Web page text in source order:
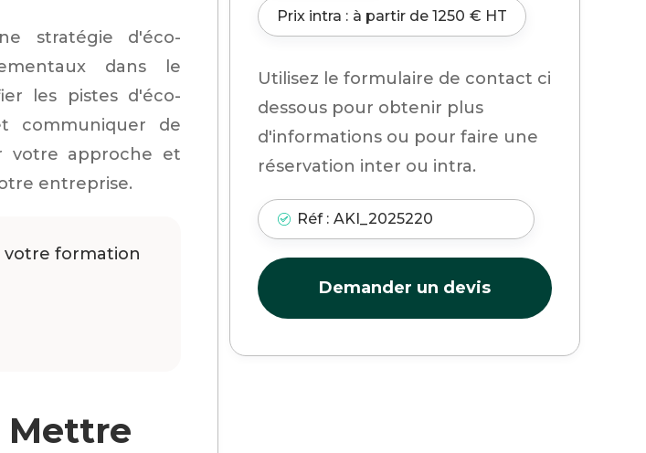
stratégie d'éco-
dans le
les pistes d'éco-
communiquer de
votre approche et
entreprise.
votre formation
Mettre
Prix intra : à partir de 1250 € HT
Utilisez le formulaire de contact ci
dessous pour obtenir plus
d'informations ou pour faire une
réservation inter ou intra.
Réf : AKI_2025220
Demander un devis